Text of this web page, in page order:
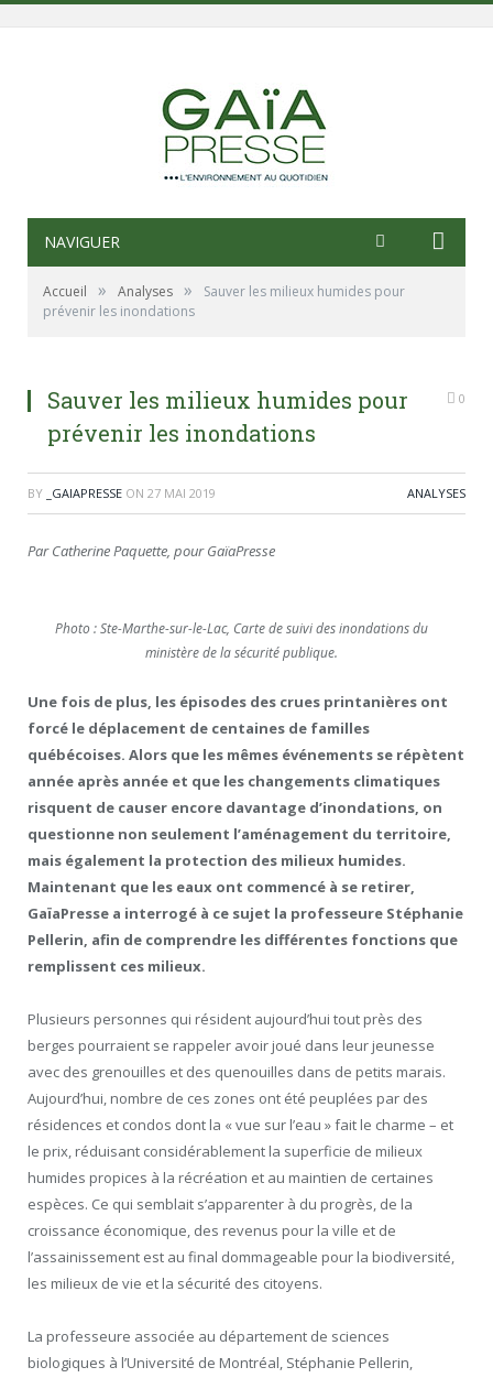
NAVIGUER
Accueil » Analyses »
Sauver les milieux humides pour
prévenir les inondations
Sauver les milieux humides pour
prévenir les inondations
0
BY _GAIAPRESSE ON 27 MAI 2019 ANALYSES
Par Catherine Paquette, pour GaïaPresse
Photo : Ste-Marthe-sur-le-Lac, Carte de suivi des inondations du
ministère de la sécurité publique.
Une fois de plus, les épisodes des crues printanières ont
forcé le déplacement de centaines de familles
québécoises. Alors que les mêmes événements se répètent
année après année et que les changements climatiques
risquent de causer encore davantage d’inondations, on
questionne non seulement l’aménagement du territoire,
mais également la protection des milieux humides.
Maintenant que les eaux ont commencé à se retirer,
GaïaPresse a interrogé à ce sujet la professeure Stéphanie
Pellerin, afin de comprendre les différentes fonctions que
remplissent ces milieux.
Plusieurs personnes qui résident aujourd’hui tout près des
berges pourraient se rappeler avoir joué dans leur jeunesse
avec des grenouilles et des quenouilles dans de petits marais.
Aujourd’hui, nombre de ces zones ont été peuplées par des
résidences et condos dont la « vue sur l’eau » fait le charme – et
le prix, réduisant considérablement la superficie de milieux
humides propices à la récréation et au maintien de certaines
espèces. Ce qui semblait s’apparenter à du progrès, de la
croissance économique, des revenus pour la ville et de
l’assainissement est au final dommageable pour la biodiversité,
les milieux de vie et la sécurité des citoyens.
La professeure associée au département de sciences
biologiques à l’Université de Montréal, Stéphanie Pellerin,